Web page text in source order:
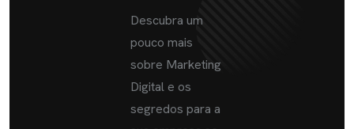
Descubra um
pouco mais
sobre Marketing
Digital e os
segredos para a